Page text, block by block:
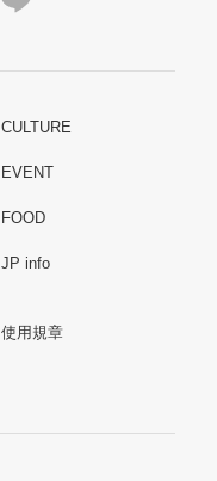
CULTURE
EVENT
FOOD
JP info
使用規章